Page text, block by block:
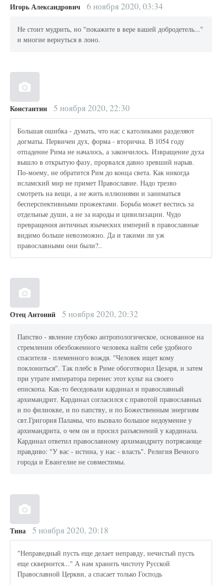
Игорь Александрович 6 ноября 2020, 03:34
Не стоит мудрить, но "покажите в вере вашей добродетель..."
и многие вернуться в лоно.
Константин 5 ноября 2020, 22:30
Большая ошибка - думать, что нас с католиками разделяют
догматы. Первичен дух, форма - вторична. В 1054 году
отпадение Рима не началось, а закончилось. Извращение духа
вышло в открытую фазу, прорвался давно зревший нарыв.
По-моему, не обратится Рим до конца света. Как никогда
исламский мир не примет Православие. Надо трезво
смотреть на вещи, а не жить иллюзиями и заниматься
бесперспективными прожектами. Борьба может вестись за
отдельные души, а не за народы и цивилизации. Чудо
превращения античных языческих империй в православные
видимо больше невозможно. Да и такими ли уж
православными они были?..
Отец Антоний 5 ноября 2020, 20:32
Папство - явление глубоко антропологическое, основанное на
стремлении обезбоженного человека найти себе удобного
спасителя - племенного вождя. "Человек ищет кому
поклониться". Так плебс в Риме обоготворил Цезаря, и затем
при утрате императора перенес этот культ на своего
епископа. Как-то беседовали кардинал и православный
архимандрит. Кардинал согласился с правотой православных
и по филиокве, и по папству, и по Божественным энергиям
свт.Григория Паламы, что вызвало большое недоумение у
архимандрита, о чем он и просил разъяснений у кардинала.
Кардинал ответил православному архимандриту потрясающе
правдиво: "У вас - истина, у нас - власть". Религия Вечного
города и Евангелие не совместимы.
Тина 5 ноября 2020, 20:18
"Неправедный пусть еще делает неправду, нечистый пусть
еще сквернится..." А нам хранить чистоту Русской
Православной Церкви, а спасает только Господь